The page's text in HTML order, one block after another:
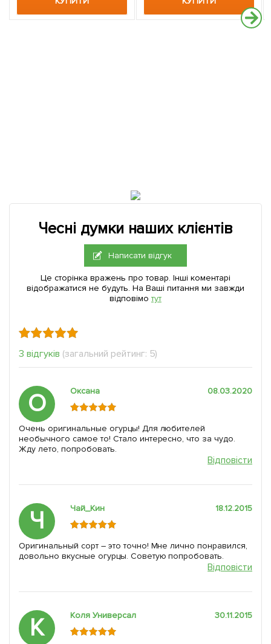
Чесні думки наших клієнтів
Написати відгук
Це сторінка вражень про товар. Інші коментарі
відображатися не будуть. На Ваші питання ми завжди
відповімо тут
3 відгуків (загальний рейтинг: 5)
О Оксана 08.03.2020
Очень оригинальные огурцы! Для любителей
необычного самое то! Стало интересно, что за чудо.
Жду лето, попробовать.
Відповісти
Ч Чай_Кин 18.12.2015
Оригинальный сорт – это точно! Мне лично понравился,
довольно вкусные огурцы. Советую попробовать.
Відповісти
К Коля Универсал 30.11.2015